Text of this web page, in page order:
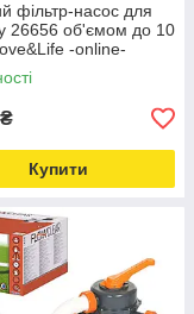
фільтр-насос для
26656 об'ємом до 10
-online-
₴
Купити